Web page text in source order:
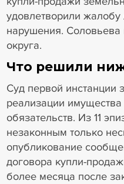
удовлетворили
нарушения.
округа.
Что решили
Суд первой инстанции
реализации
обязательств. Из 11
незаконным только
опубликование
договора купли-
более месяца после